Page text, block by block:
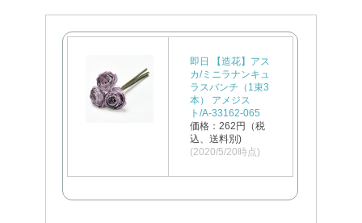
即日 【造花】アス
カ/ミニラナンキュ
ラスバンチ（1束3
本） アメジス
ト/A-33162-065
価格：262円（税
込、送料別)
(2020/5/20時点)